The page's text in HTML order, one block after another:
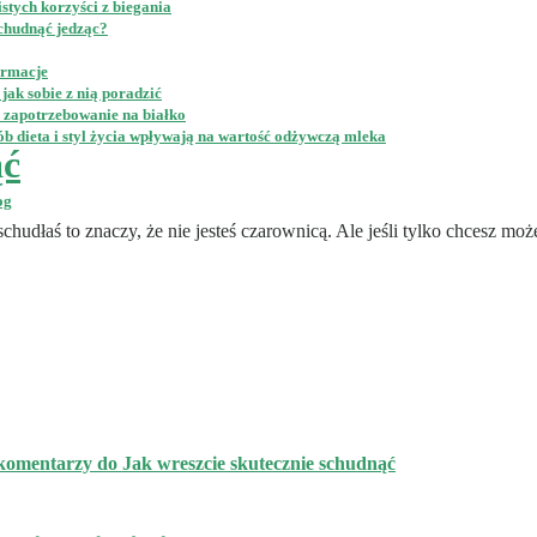
korzyści z biegania
jedząc?
sobie z nią poradzić
na białko
dieta i styl życia wpływają na wartość odżywczą mleka
to znaczy, że nie jesteś czarownicą. Ale jeśli tylko chcesz
do Jak wreszcie skutecznie schudnąć